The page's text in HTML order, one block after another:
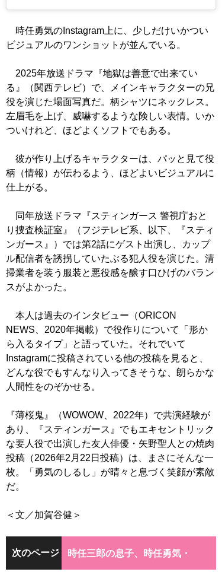
時任勇気のInstagram上に、少しだけいかつい
ビジュアルのワンショットが並んでいる。
2025年放送ドラマ『地獄は善意で出来てい
る』（関西テレビ）で、メインキャラクターの兄
役を演じた場面写真だ。柄シャツにネックレス。
左眉毛を上げ、威嚇するような険しい表情。いか
ついけれど、ほどよくソフトでもある。
彼が作り上げるキャラクターは、パッと見て役
柄（情報）が伝わるよう、ほどよいビジュアルに
仕上がる。
同年放送ドラマ『スティンガース 警視庁おと
り捜査検証室』（フジテレビ系、以下、『スティ
ンガース』）では第2話にゲスト出演し、カップ
ル配信者を誘拐していたぶる犯人役を演じた。清
掃業者を装う服装と悪役感を醸す口ひげのバラン
スがよかった。
本人は過去のインタビュー（ORICON
NEWS、2020年掲載）で役作りについて「形か
ら入るタイプ」と語っていた。それでいて
Instagramに投稿されている他の投稿を見ると、
どんな役でもすんなり入ってきそうな、朗らかな
人間性をのぞかせる。
『薄桜鬼』（WOWOW、2022年）で共演経験が
あり、『スティンガース』でもエキセントリック
な要人役で出演した友人俳優・矢野聖人との焼肉
投稿（2026年2月22日投稿）は、まさにそんな一
枚。「勇気のしるし」が晴々と息づく笑顔が素敵
だ。
＜文／加賀谷健＞
次のページ 時任三郎の息子、時任勇気・